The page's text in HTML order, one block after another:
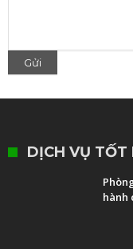
DỊCH VỤ TỐT
hành